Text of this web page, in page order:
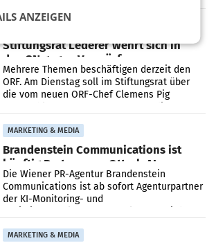
verdoppelte (+102
Stiftungsrat Lederer wehrt sich in
den SN gegen Vorwürfe
Mehrere Themen beschäftigen derzeit den
ORF. Am Dienstag soll im Stiftungsrat über
die vom neuen ORF-Chef Clemens Pig
MARKETING & MEDIA
Brandenstein Communications ist
künftig Partner von OtterlyAI
Die Wiener PR-Agentur Brandenstein
Communications ist ab sofort Agenturpartner
der KI-Monitoring- und
MARKETING & MEDIA
ANZEIGEN